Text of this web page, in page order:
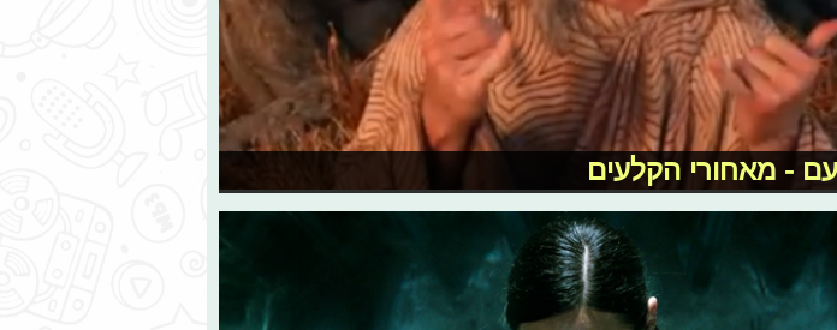
- מאחורי הקלעים